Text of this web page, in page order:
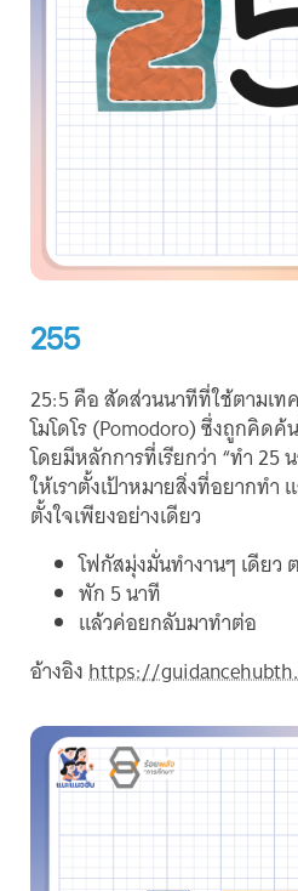
255
25:5 คือ สัดส่วนนาทีที่ใช้ตามเท
โมโดโร (Pomodoro) ซึ่งถูกคิดค้
โดยมีหลักการที่เรียกว่า “ทำ 25
ให้เราตั้งเป้าหมายสิ่งที่อยากทำ
ตั้งใจเพียงอย่างเดียว
โฟกัสมุ่งมั่นทำงานๆ เดียว
พัก 5 นาที
แล้วค่อยกลับมาทำต่อ
อ้างอิงhttps://